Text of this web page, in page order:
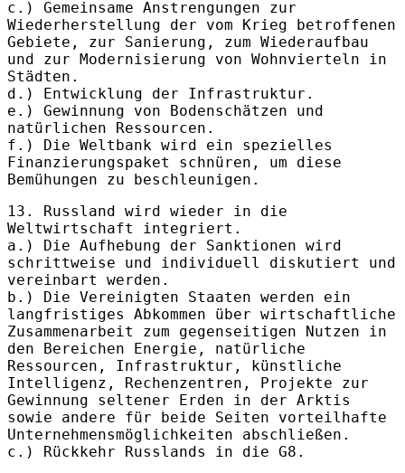
c.) Gemeinsame Anstrengungen zur
Wiederherstellung der vom Krieg betroffenen
Gebiete, zur Sanierung, zum Wiederaufbau
und zur Modernisierung von Wohnvierteln in
Städten.
d.) Entwicklung der Infrastruktur.
e.) Gewinnung von Bodenschätzen und
natürlichen Ressourcen.
f.) Die Weltbank wird ein spezielles
Finanzierungspaket schnüren, um diese
Bemühungen zu beschleunigen.
13. Russland wird wieder in die
Weltwirtschaft integriert.
a.) Die Aufhebung der Sanktionen wird
schrittweise und individuell diskutiert und
vereinbart werden.
b.) Die Vereinigten Staaten werden ein
langfristiges Abkommen über wirtschaftliche
Zusammenarbeit zum gegenseitigen Nutzen in
den Bereichen Energie, natürliche
Ressourcen, Infrastruktur, künstliche
Intelligenz, Rechenzentren, Projekte zur
Gewinnung seltener Erden in der Arktis
sowie andere für beide Seiten vorteilhafte
Unternehmensmöglichkeiten abschließen.
c.) Rückkehr Russlands in die G8.